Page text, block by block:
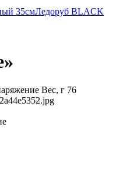
35смЛедоруб BLACK
Вес, г 76